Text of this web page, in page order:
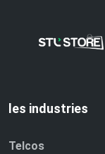
les industries
Telcos